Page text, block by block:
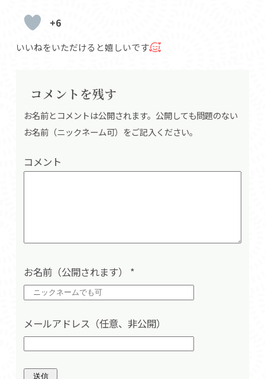
+6
いいねをいただけると嬉しいです
コメントを残す
お名前とコメントは公開されます。公開しても問題のない
お名前（ニックネーム可）をご記入ください。
コメント
お名前（公開されます） *
メールアドレス（任意、非公開）